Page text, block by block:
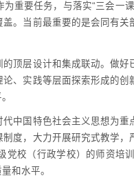
重要任务，与落实“三会一
。当前最重要的是会同有
顶层设计和集成联动。做
、实践等层面探索形成的
中国特色社会主义思想为
度，大力开展研究式教学
校（行政学校）的师资培
和水平。